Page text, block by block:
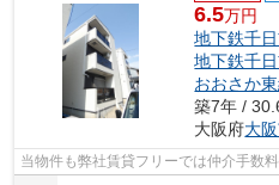
6.5万円
地下鉄千
地下鉄千
おおさか
築7年 /
大阪府大
当物件も弊社賃貸フリーでは仲介手数